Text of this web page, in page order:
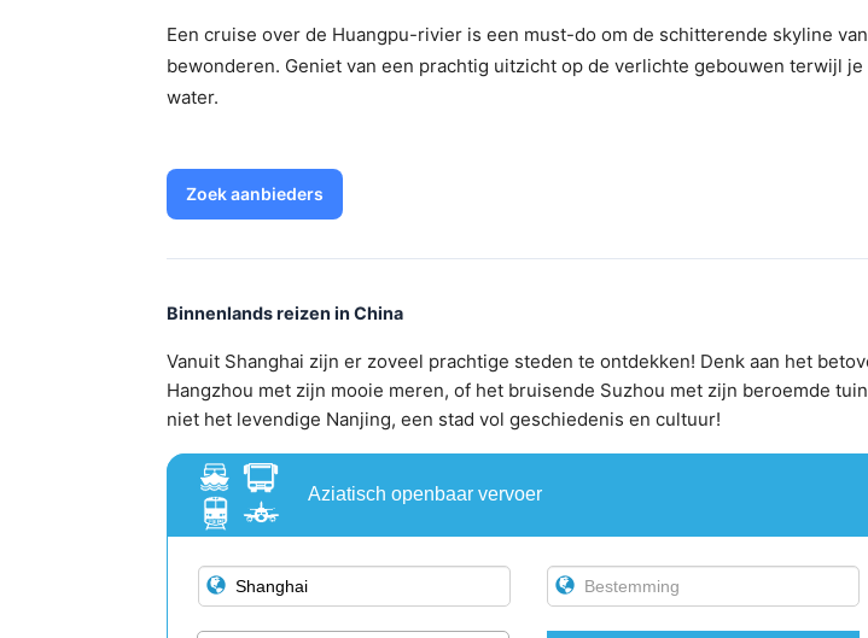
Een cruise over de Huangpu-rivier is een must-do om de schitterende skyline
bewonderen. Geniet van een prachtig uitzicht op de verlichte gebouwen terwijl
water.
Zoek aanbieders
Binnenlands reizen in China
Vanuit Shanghai zijn er zoveel prachtige steden te ontdekken! Denk aan het
Hangzhou met zijn mooie meren, of het bruisende Suzhou met zijn beroemde
niet het levendige Nanjing, een stad vol geschiedenis en cultuur!
Aziatisch openbaar vervoer